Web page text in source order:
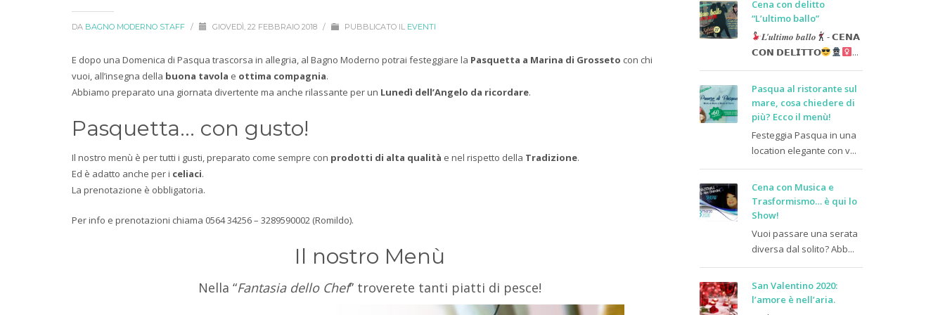
DA BAGNO MODERNO STAFF / GIOVEDÌ, 22 FEBBRAIO 2018 / PUBBLICATO IL EVENTI
E dopo una Domenica di Pasqua trascorsa in allegria, al Bagno Moderno potrai festeggiare la Pasquetta a Marina di Grosseto con chi
vuoi, all’insegna della buona tavola e ottima compagnia.
Abbiamo preparato una giornata divertente ma anche rilassante per un Lunedì dell’Angelo da ricordare.
Pasquetta… con gusto!
Il nostro menù è per tutti i gusti, preparato come sempre con prodotti di alta qualità e nel rispetto della Tradizione.
Ed è adatto anche per i celiaci.
La prenotazione è obbligatoria.
Per info e prenotazioni chiama 0564 34256 – 3289590002 (Romildo).
Il nostro Menù
Nella “Fantasia dello Chef” troverete tanti piatti di pesce!
Cena con delitto
“L’ultimo ballo”
𝑳’𝒖𝒍𝒕𝒊𝒎𝒐 𝒃𝒂𝒍𝒍𝒐
- 𝗖𝗘𝗡𝗔
𝗖𝗢𝗡 𝗗𝗘𝗟𝗜𝗧𝗧𝗢
...
Pasqua al ristorante sul
mare, cosa chiedere di
più? Ecco il menù!
Festeggia Pasqua in una
location elegante con v...
Cena con Musica e
Trasformismo… è qui lo
Show!
Vuoi passare una serata
diversa dal solito? Abb...
San Valentino 2020:
l’amore è nell’aria.